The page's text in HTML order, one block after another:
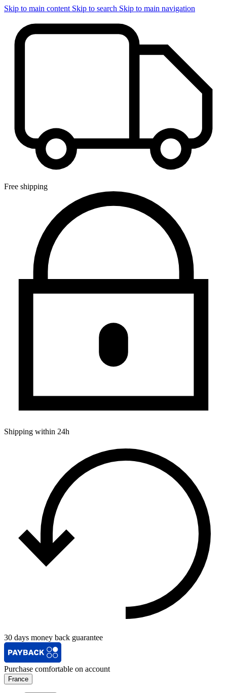
Skip to main content Skip to search Skip to main navigation
Free shipping
Shipping within 24h
30 days money back guarantee
Purchase comfortable on account
France